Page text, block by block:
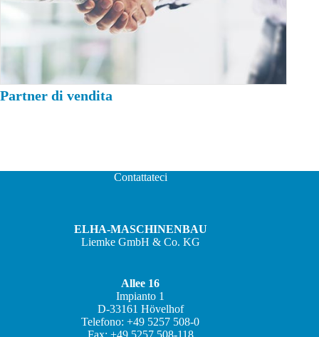
Partner di vendita
Contattateci
ELHA-MASCHINENBAU
Liemke GmbH & Co. KG
Allee 16
Impianto 1
D-33161 Hövelhof
Telefono: +49 5257 508-0